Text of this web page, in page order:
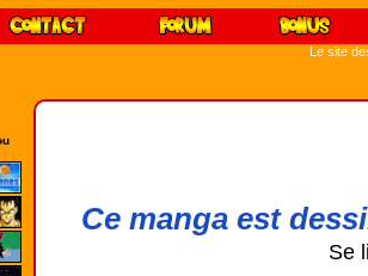
Le site
Ce manga est
Se